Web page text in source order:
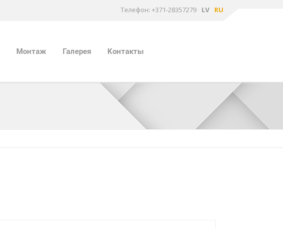
Tелефон: +371-28357279 LV RU
Mонтаж Галерея Kонтакты